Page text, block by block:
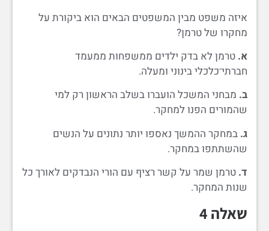
איזה משפט מבין המשפטים הבאים הוא ביקורת על
מחקרו של טרמן?
א. טרמן לא בדק ילדים ממשפחות ממעמד
חברתי־כלכלי בינוני ומעלה.
ב. מבחני המשכל הועברו בשלב הראשון רק למי
שהמורים הפנו למחקר.
ג. במחקר ההמשך נאספו יותר נתונים על הנשים
שהשתתפו במחקר.
ד. טרמן שמר על קשר רציף עם הורי הנבדקים לאורך כל
שנות המחקר.
שאלה 4